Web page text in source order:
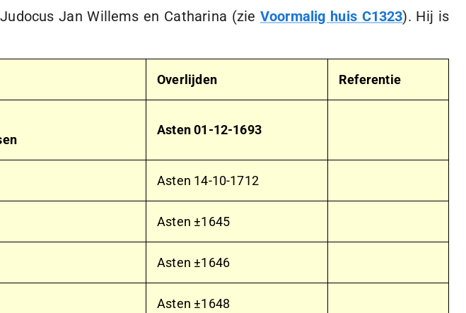
Jan Willems en Catharina (zie Voormalig huis C1323). Hij is
Overlijden Referentie
Asten01-12-1693
Asten 14-10-1712
Asten ±1645
Asten ±1646
Asten ±1648